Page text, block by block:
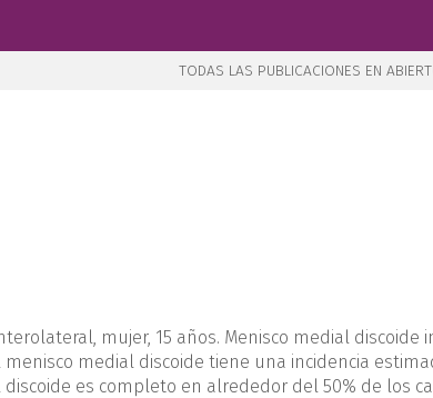
TODAS LAS PUBLICACIONES EN
mujer, 15 años. Menisco medial
medial discoide tiene una incidencia
discoide es completo en alrededor del 50% de los